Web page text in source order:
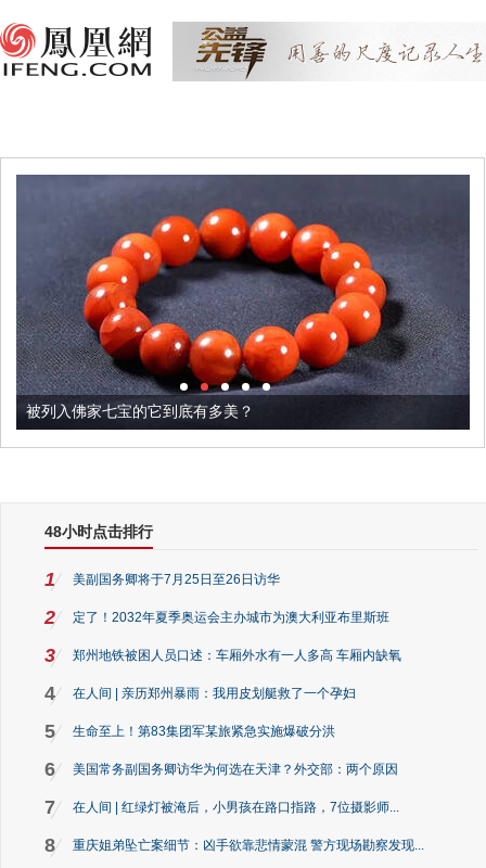
被列入佛家七宝的它到底有多美？
48小时点击排行
1 美副国务卿将于7月25日至26日访华
2 定了！2032年夏季奥运会主办城市为澳大利亚布里斯班
3 郑州地铁被困人员口述：车厢外水有一人多高 车厢内缺氧
4 在人间 | 亲历郑州暴雨：我用皮划艇救了一个孕妇
5 生命至上！第83集团军某旅紧急实施爆破分洪
6 美国常务副国务卿访华为何选在天津？外交部：两个原因
7 在人间 | 红绿灯被淹后，小男孩在路口指路，7位摄影师...
8 重庆姐弟坠亡案细节：凶手欲靠悲情蒙混 警方现场勘察发现...